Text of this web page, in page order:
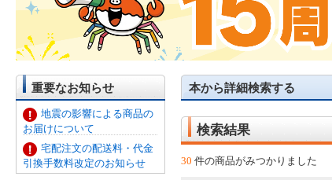
重要なお知らせ
地震の影響による商品の
お届けについて
宅配注文の配送料・代金
引換手数料改定のお知らせ
本から詳細検索する
検索結果
30 件の商品がみつかりました